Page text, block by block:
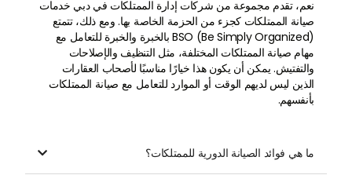
نعم، تقدم مجموعة من شركات إدارة الممتلكات في دبي خدمات
صيانة الممتلكات كجزء من الحزمة الخاصة بها. ومع ذلك، تتمتع
BSO (Be Simply Organized) بالخبرة والخبرة للتعامل مع
مهام صيانة الممتلكات المختلفة، مثل التنظيف والإصلاحات
والتفتيش. يمكن أن يكون هذا خيارًا مناسبًا لأصحاب العقارات
الذين ليس لديهم الوقت أو الموارد للتعامل مع صيانة الممتلكات
بأنفسهم.
ما هي فوائد الصيانة الدورية للممتلكات؟ 